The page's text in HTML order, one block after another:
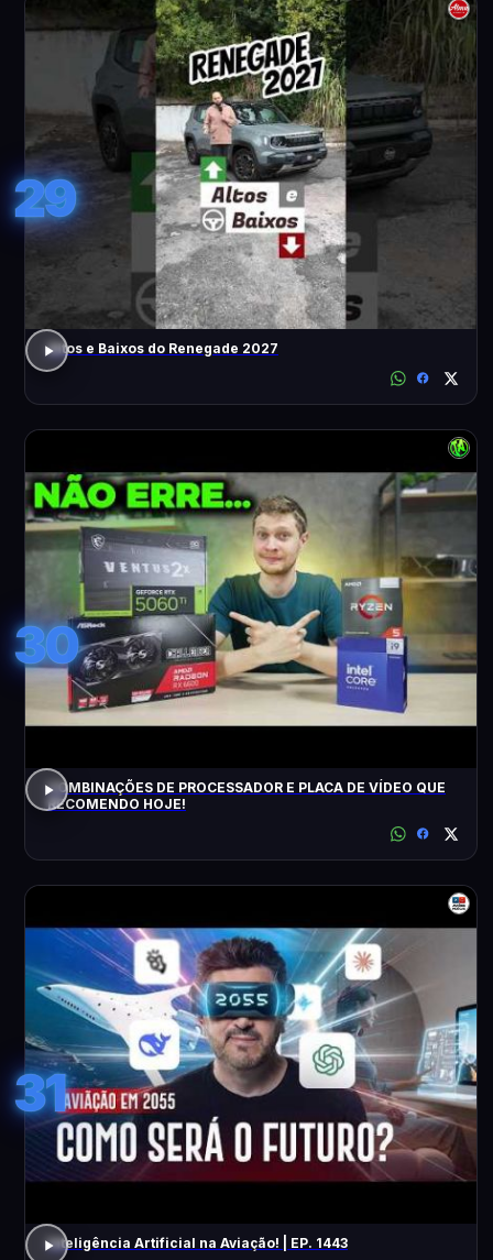
29
Altos e Baixos do Renegade 2027
30
COMBINAÇÕES DE PROCESSADOR E PLACA DE VÍDEO QUE
RECOMENDO HOJE!
31
Inteligência Artificial na Aviação! | EP. 1443